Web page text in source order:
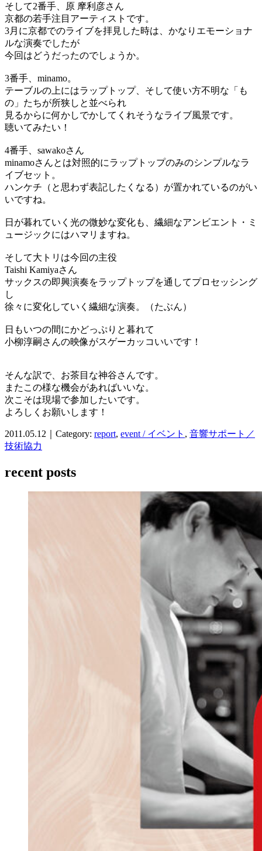
そして2番手、原 摩利彦さん
京都の若手注目アーティストです。
3月に京都でのライブを拝見した時は、かなりエモーショナ
ルな演奏でしたが
今回はどうだったのでしょうか。
3番手、minamo。
テーブルの上にはラップトップ、そして使い方不明な「も
の」たちが所狭しと並べられ
見るからに何かしでかしてくれそうなライブ風景です。
聴いてみたい！
4番手、sawakoさん
minamoさんとは対照的にラップトップのみのシンプルなラ
イブセット。
ハンケチ（と思わず表記したくなる）が置かれているのがい
いですね。
日が暮れていく光の微妙な変化も、繊細なアンビエント・ミ
ュージックにはハマリますね。
そして大トリは今回の主役
Taishi Kamiyaさん
サックスの即興演奏をラップトップを通してプロセッシング
し
徐々に変化していく繊細な演奏。（たぶん）
日もいつの間にかどっぷりと暮れて
小柳淳嗣さんの映像がスゲーカッコいいです！
そんな訳で、お茶目な神谷さんです。
またこの様な機会があればいいな。
次こそは現場で参加したいです。
よろしくお願いします！
2011.05.12｜Category: report, event / イベント , 音響サポート／
技術協力
recent posts